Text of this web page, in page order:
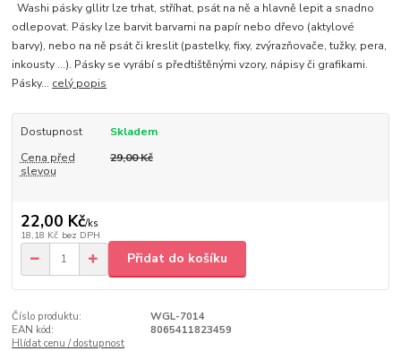
Washi pásky gllitr lze trhat, stříhat, psát na ně a hlavně lepit a snadno
odlepovat. Pásky lze barvit barvami na papír nebo dřevo (aktylové
barvy), nebo na ně psát či kreslit (pastelky, fixy, zvýrazňovače, tužky, pera,
inkousty …). Pásky se vyrábí s předtištěnými vzory, nápisy či grafikami.
Pásky... celý popis
Dostupnost
Skladem
Cena před
slevou
29,00 Kč
22,00 Kč/ks
18,18 Kč bez DPH
Přidat do košíku
Číslo produktu:
WGL-7014
EAN kód:
8065411823459
Hlídat cenu / dostupnost